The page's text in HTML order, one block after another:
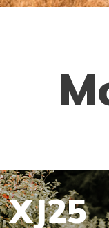
XJ25